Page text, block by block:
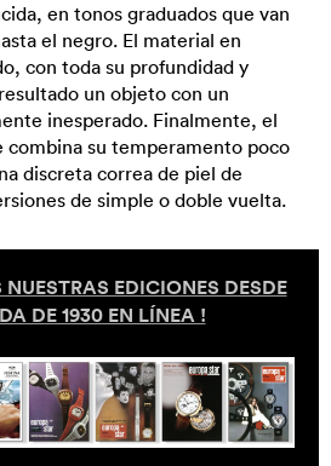
en tonos graduados que van
el negro. El material en
con toda su profundidad y
un objeto con un
inesperado. Finalmente, el
su temperamento poco
discreta correa de piel de
de simple o doble vuelta.
NUESTRAS EDICIONES DESDE
DE 1930 EN LÍNEA !